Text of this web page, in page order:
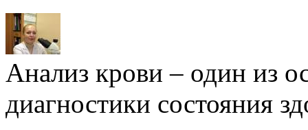
Анализ крови – один из
диагностики состояния